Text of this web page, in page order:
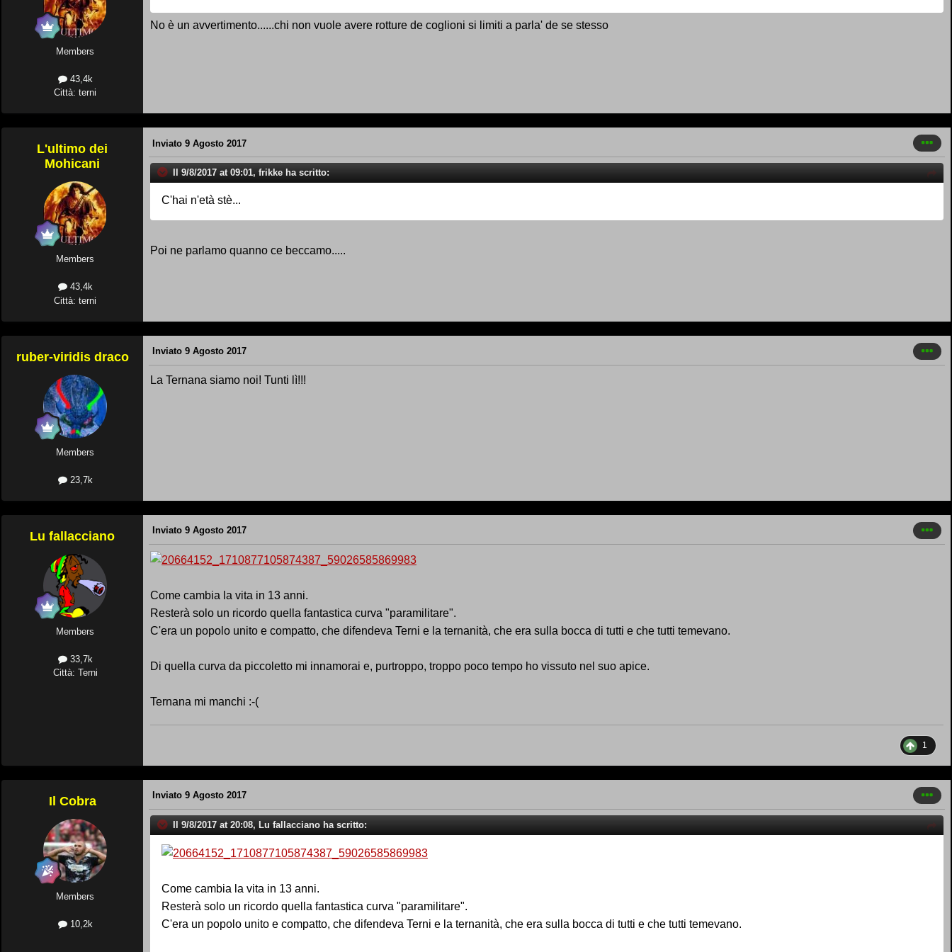
Members
43,4k
Città: terni
No è un avvertimento......chi non vuole avere rotture de coglioni si limiti a parla' de se stesso
L'ultimo dei
Mohicani
Members
43,4k
Città: terni
Inviato 9 Agosto 2017
Il 9/8/2017 at 09:01, frikke ha scritto:
C'hai n'età stè...
Poi ne parlamo quanno ce beccamo.....
ruber-viridis draco
Members
23,7k
Inviato 9 Agosto 2017
La Ternana siamo noi! Tunti lì!!!
Lu fallacciano
Members
33,7k
Città: Terni
Inviato 9 Agosto 2017
Come cambia la vita in 13 anni.
Resterà solo un ricordo quella fantastica curva "paramilitare".
C'era un popolo unito e compatto, che difendeva Terni e la ternanità, che era sulla bocca di tutti e che tutti temevano.
Di quella curva da piccoletto mi innamorai e, purtroppo, troppo poco tempo ho vissuto nel suo apice.
Ternana mi manchi :-(
1
Il Cobra
Members
10,2k
Inviato 9 Agosto 2017
Il 9/8/2017 at 20:08, Lu fallacciano ha scritto:
Come cambia la vita in 13 anni.
Resterà solo un ricordo quella fantastica curva "paramilitare".
C'era un popolo unito e compatto, che difendeva Terni e la ternanità, che era sulla bocca di tutti e che tutti temevano.